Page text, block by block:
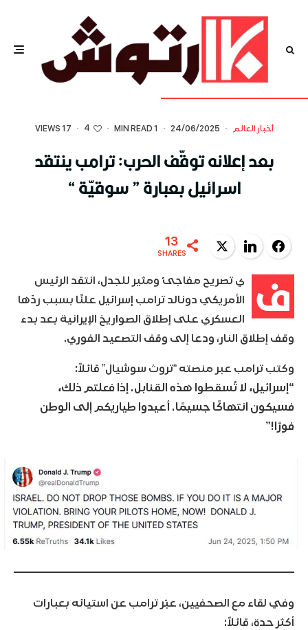
أخبار العالم ·
24/06/2025
·
1 MIN READ
·
4
·
17 VIEWS
بعد إعلانه توقّف الحرب: ترامب ينتقد
اسرائيل بعبارة ” سوقيّة “
Facebook
LinkedIn
Twitter
13
SHARES
ف
ي تصريح مفاجئ ومثير للجدل، انتقد الرئيس
الأمريكي دونالد ترامب إسرائيل علنًا بسبب ردّها
العسكري على إطلاق الصواريخ الإيرانية بعد بدء
وقف إطلاق النار، ودعا إلى وقف التصعيد الفوري.
وكتب ترامب عبر منصته “تروث سوشيال” قائلاً:
“إسرائيل، لا تُسقطوا هذه القنابل. إذا فعلتم ذلك،
فسيكون انتهاكًا جسيمًا. أعيدوا طياريكم إلى الوطن
فورًا!”
وفي لقاء مع الصحفيين، عبّر ترامب عن استيائه بعبارات
أكثر حدة، قائلاً: